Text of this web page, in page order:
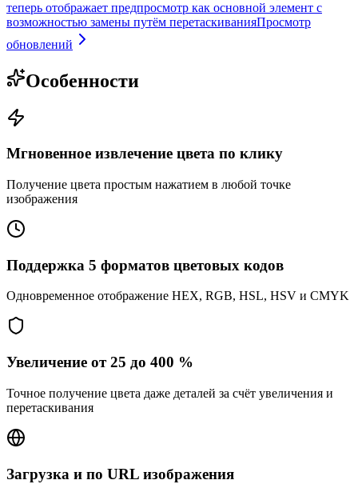
теперь отображает предпросмотр как основной элемент с
возможностью замены путём перетаскиванияПросмотр
обновлений
Особенности
Мгновенное извлечение цвета по клику
Получение цвета простым нажатием в любой точке
изображения
Поддержка 5 форматов цветовых кодов
Одновременное отображение HEX, RGB, HSL, HSV и CMYK
Увеличение от 25 до 400 %
Точное получение цвета даже деталей за счёт увеличения и
перетаскивания
Загрузка и по URL изображения